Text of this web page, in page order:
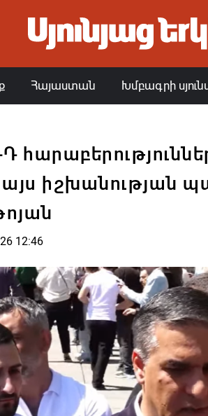
Հայաստան Խմբագրի
իշխանության
12:46